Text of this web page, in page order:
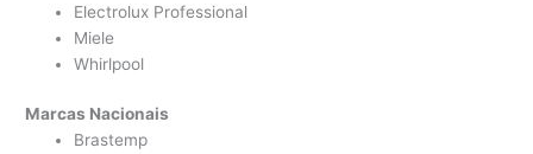
Electrolux Professional
Miele
Whirlpool
Marcas Nacionais
Brastemp